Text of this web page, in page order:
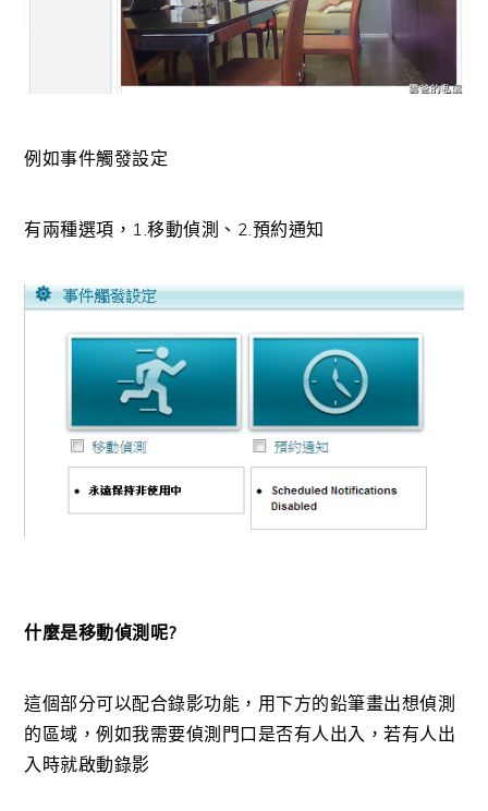
例如事件觸發設定
有兩種選項，1.移動偵測、2.預約通知
什麼是移動偵測呢?
這個部分可以配合錄影功能，用下方的鉛筆畫出想偵測
的區域，例如我需要偵測門口是否有人出入，若有人出
入時就啟動錄影